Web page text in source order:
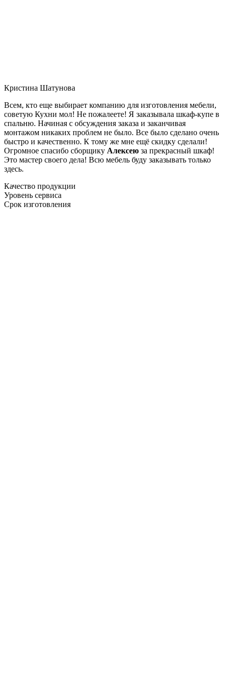
Кристина Шатунова
Всем, кто еще выбирает компанию для изготовления мебели,
советую Кухни мол! Не пожалеете! Я заказывала шкаф-купе в
спальню. Начиная с обсуждения заказа и заканчивая
монтажом никаких проблем не было. Все было сделано очень
быстро и качественно. К тому же мне ещё скидку сделали!
Огромное спасибо сборщику Алексею за прекрасный шкаф!
Это мастер своего дела! Всю мебель буду заказывать только
здесь.
Качество продукции
Уровень сервиса
Срок изготовления